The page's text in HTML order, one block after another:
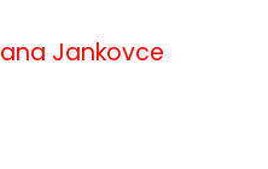
Jankovce